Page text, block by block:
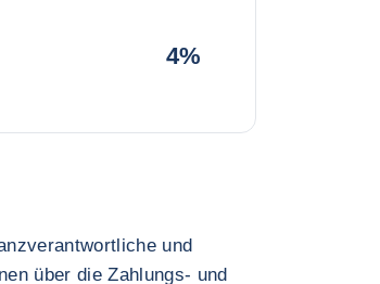
4%
und
über die Zahlungs- und